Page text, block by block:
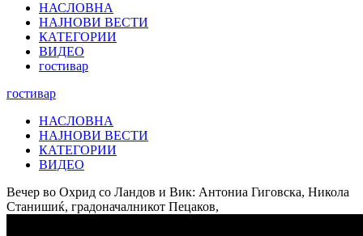
НАСЛОВНА
НАЈНОВИ ВЕСТИ
КАТЕГОРИИ
ВИДЕО
гостивар
гостивар
НАСЛОВНА
НАЈНОВИ ВЕСТИ
КАТЕГОРИИ
ВИДЕО
Вечер во Охрид со Ландов и Вик: Антониа Гиговска, Никола
Станишиќ, градоначалникот Пецаков,